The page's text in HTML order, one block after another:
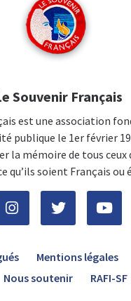
Souvenir Français
est une association
publique le 1er février
la mémoire de tous
qu’ils soient Français ou
Mentions légales
Nous soutenir RAFI-SF